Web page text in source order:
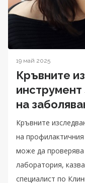
19 май 2025
Кръвните
инструмент
на
Кръвните
на
може да проверява
лаборатория,
специалист по